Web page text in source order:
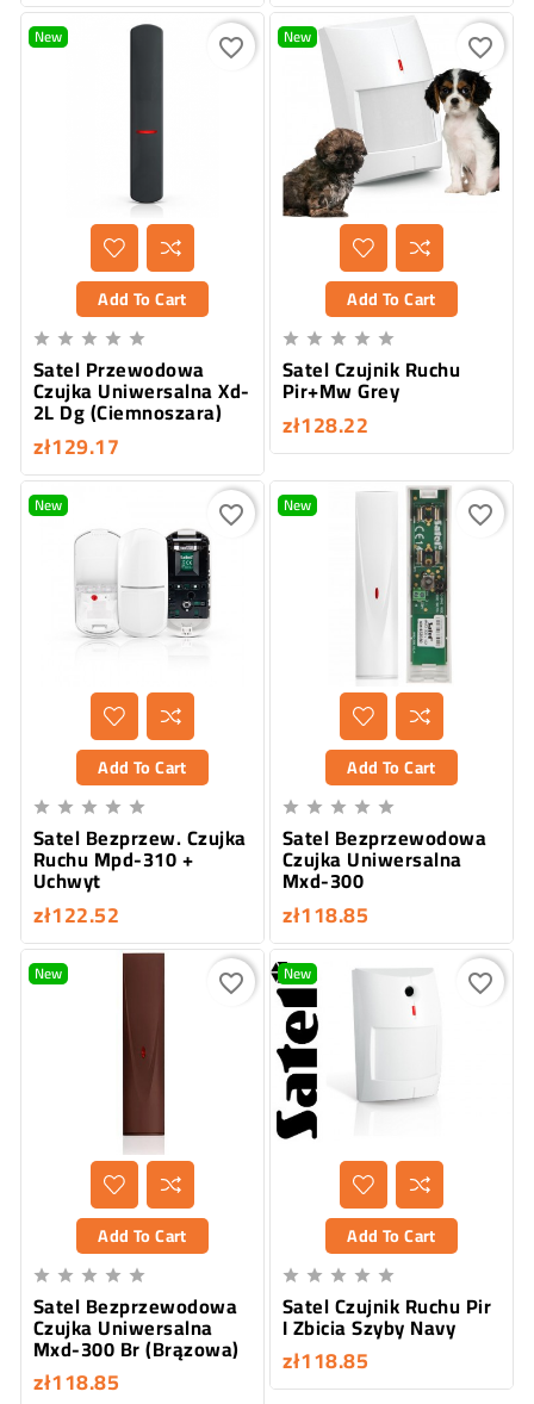
New
Add To Cart
    
Satel Przewodowa
Czujka Uniwersalna Xd-
2L Dg (Ciemnoszara)
zł129.17
favorite_border New
Add To Cart
    
Satel Czujnik Ruchu
Pir+Mw Grey
zł128.22
favorite_border
New
Add To Cart
    
Satel Bezprzew. Czujka
Ruchu Mpd-310 +
Uchwyt
zł122.52
favorite_border New
Add To Cart
    
Satel Bezprzewodowa
Czujka Uniwersalna
Mxd-300
zł118.85
favorite_border
New
Add To Cart
    
Satel Bezprzewodowa
Czujka Uniwersalna
Mxd-300 Br (Brązowa)
zł118.85
favorite_border New
Add To Cart
    
Satel Czujnik Ruchu Pir
I Zbicia Szyby Navy
zł118.85
favorite_border